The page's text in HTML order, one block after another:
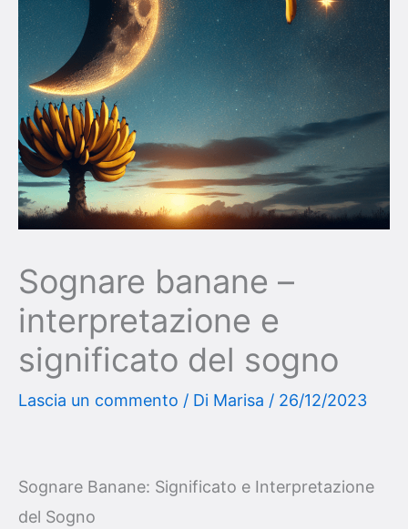
Sognare banane –
interpretazione e
significato del sogno
Lascia un commento / Di Marisa / 26/12/2023
Sognare Banane: Significato e Interpretazione
del Sogno